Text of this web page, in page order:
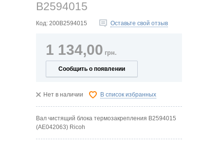
B2594015
Код: 200B2594015 Оставьте свой отзыв
1 134,00 грн.
Сообщить о появлении
Нет в наличии В список избранных
Вал чистящий блока термозакрепления B2594015
(AE042063) Ricoh